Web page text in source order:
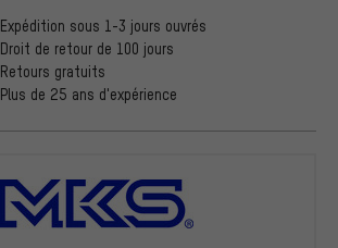
Expédition sous 1-3 jours ouvrés
Droit de retour de 100 jours
Retours gratuits
Plus de 25 ans d'expérience
MKS